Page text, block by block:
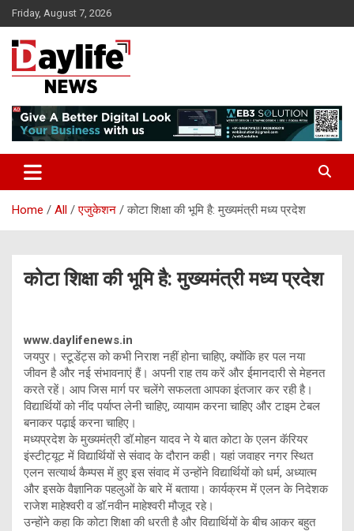
Skip
to
content
Friday, August 7, 2026
daylifenews
Home All एजुकेशन कोटा शिक्षा की भूमि है: मुख्यमंत्री मध्य प्रदेश
कोटा शिक्षा की भूमि है: मुख्यमंत्री मध्य प्रदेश
www.daylifenews.in
जयपुर। स्टूडेंट्स को कभी निराश नहीं होना चाहिए, क्योंकि हर पल नया
जीवन है और नई संभावनाएं हैं। अपनी राह तय करें और ईमानदारी से मेहनत
करते रहें। आप जिस मार्ग पर चलेंगे सफलता आपका इंतजार कर रही है।
विद्यार्थियों को नींद पर्याप्त लेनी चाहिए, व्यायाम करना चाहिए और टाइम टेबल
बनाकर पढ़ाई करना चाहिए।
मध्यप्रदेश के मुख्यमंत्री डॉ.मोहन यादव ने ये बात कोटा के एलन कॅरियर
इंस्टीट्यूट में विद्यार्थियों से संवाद के दौरान कही। यहां जवाहर नगर स्थित
एलन सत्यार्थ कैम्पस में हुए इस संवाद में उन्होंने विद्यार्थियों को धर्म, अध्यात्म
और इसके वैज्ञानिक पहलुओं के बारे में बताया। कार्यक्रम में एलन के निदेशक
राजेश माहेश्वरी व डॉ.नवीन माहेश्वरी मौजूद रहे।
उन्होंने कहा कि कोटा शिक्षा की धरती है और विद्यार्थियों के बीच आकर बहुत